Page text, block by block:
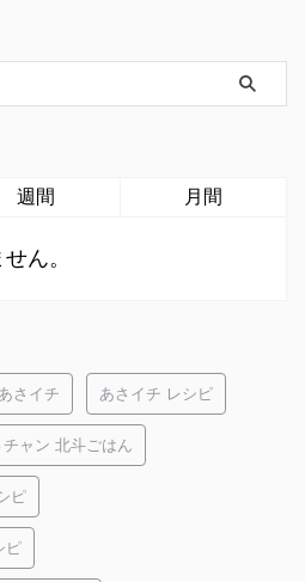
週間 月間
ん。
あさイチ あさイチ レシピ
チャン 北斗ごはん
ピ
ピ